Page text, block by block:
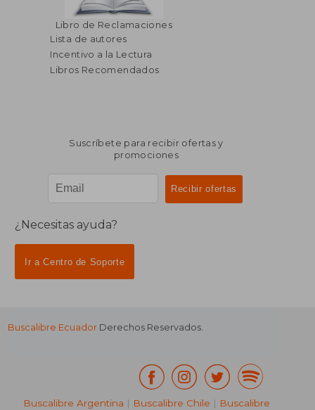
45%
dcto.
$ 453.99
$ 249.70
Libro de Reclamaciones
Lista de autores
Incentivo a la Lectura
Libros Recomendados
Suscríbete para recibir ofertas y
promociones
¿Necesitas ayuda?
Ir a Centro de Soporte
Buscalibre Ecuador Derechos Reservados.
Buscalibre Argentina | Buscalibre Chile | Buscalibre